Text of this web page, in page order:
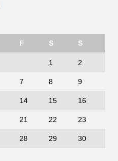
F S S
1 2
7 8 9
14 15 16
21 22 23
28 29 30